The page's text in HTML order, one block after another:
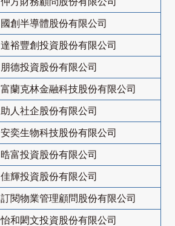
國創半導體股份有限公司
達裕豐創投資股份有限公司
朋德投資股份有限公司
富蘭克林金融科技股份有限公司
助人社企股份有限公司
安奕生物科技股份有限公司
晧富投資股份有限公司
佳輝投資股份有限公司
訂閱物業管理顧問股份有限公司
怡和閎文投資股份有限公司